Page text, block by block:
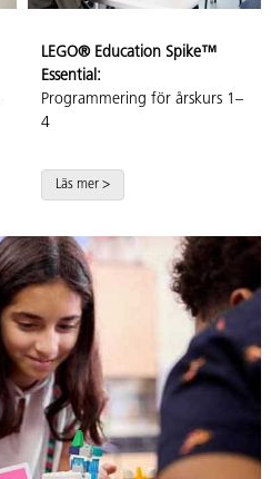
LEGO® Education Spike™
Essential:
Programmering för årskurs 1–
4
Läs mer >